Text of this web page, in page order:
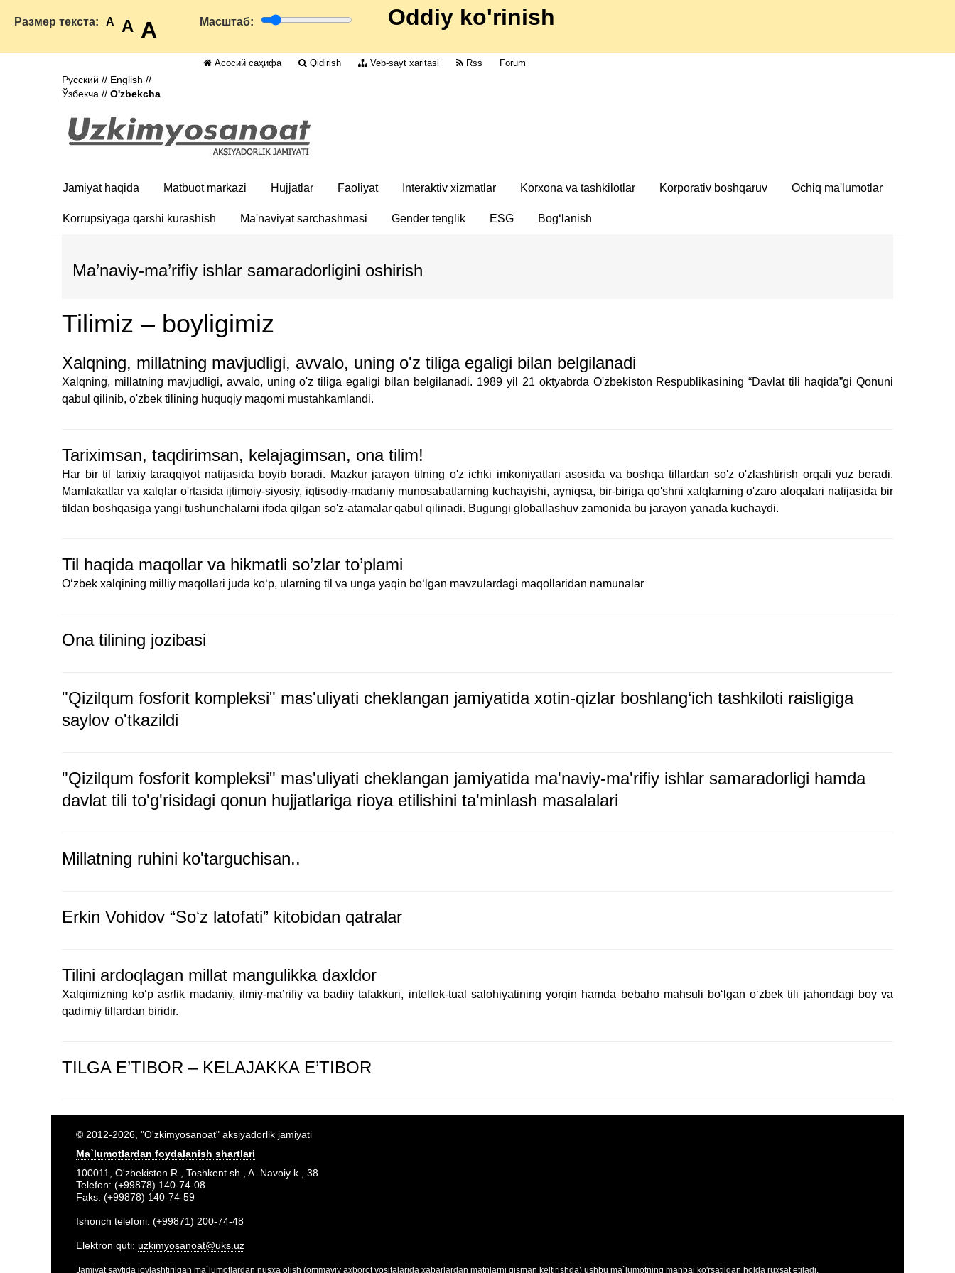
Размер текста: A A A Масштаб: Oddiy ko'rinish
Асосий саҳифа Qidirish Veb-sayt xaritasi Rss
Forum
Русский // English //
Ўзбекча // O'zbekcha
Jamiyat haqida Matbuot markazi Hujjatlar Faoliyat Interaktiv xizmatlar Korxona va tashkilotlar Korporativ boshqaruv Ochiq ma'lumotlar
Korrupsiyaga qarshi kurashish Ma'naviyat sarchashmasi Gender tenglik ESG Bog‘lanish
Ma’naviy-ma’rifiy ishlar samaradorligini oshirish
Tilimiz – boyligimiz
Xalqning, millatning mavjudligi, avvalo, uning o'z tiliga egaligi bilan belgilanadi
Xalqning, millatning mavjudligi, avvalo, uning o'z tiliga egaligi bilan belgilanadi. 1989 yil 21 oktyabrda O'zbekiston Respublikasining “Davlat tili haqida”gi Qonuni
qabul qilinib, o'zbek tilining huquqiy maqomi mustahkamlandi.
Tariximsan, taqdirimsan, kelajagimsan, ona tilim!
Har bir til tarixiy taraqqiyot natijasida boyib boradi. Mazkur jarayon tilning o'z ichki imkoniyatlari asosida va boshqa tillardan so'z o'zlashtirish orqali yuz beradi.
Mamlakatlar va xalqlar o'rtasida ijtimoiy-siyosiy, iqtisodiy-madaniy munosabatlarning kuchayishi, ayniqsa, bir-biriga qo'shni xalqlarning o'zaro aloqalari natijasida bir
tildan boshqasiga yangi tushunchalarni ifoda qilgan so'z-atamalar qabul qilinadi. Bugungi globallashuv zamonida bu jarayon yanada kuchaydi.
Til haqida maqollar va hikmatli so’zlar to’plami
O‘zbek xalqining milliy maqollari juda ko‘p, ularning til va unga yaqin bo‘lgan mavzulardagi maqollaridan namunalar
Ona tilining jozibasi
"Qizilqum fosforit kompleksi" mas'uliyati cheklangan jamiyatida xotin-qizlar boshlang‘ich tashkiloti raisligiga
saylov o'tkazildi
"Qizilqum fosforit kompleksi" mas'uliyati cheklangan jamiyatida ma'naviy-ma'rifiy ishlar samaradorligi hamda
davlat tili to'g'risidagi qonun hujjatlariga rioya etilishini ta'minlash masalalari
Millatning ruhini ko'targuchisan..
Erkin Vohidov “Soʻz latofati” kitobidan qatralar
Tilini ardoqlagan millat mangulikka daxldor
Xalqimizning koʻp asrlik madaniy, ilmiy-maʼrifiy va badiiy tafakkuri, intellek-tual salohiyatining yorqin hamda bebaho mahsuli boʻlgan oʻzbek tili jahondagi boy va
qadimiy tillardan biridir.
TILGA E’TIBOR – KELAJAKKA E’TIBOR
© 2012-2026, "O'zkimyosanoat" aksiyadorlik jamiyati
Ma`lumotlardan foydalanish shartlari
100011, O'zbekiston R., Toshkent sh., A. Navoiy k., 38
Telefon: (+99878) 140-74-08
Faks: (+99878) 140-74-59
Ishonch telefoni: (+99871) 200-74-48
Elektron quti: uzkimyosanoat@uks.uz
Jamiyat saytida joylashtirilgan ma`lumotlardan nusxa olish (ommaviy axborot vositalarida xabarlardan matnlarni qisman keltirishda) ushbu ma`lumotning manbai ko'rsatilgan holda ruxsat etiladi.